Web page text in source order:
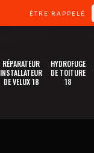
ÊTRE RAPPELÉ
RÉPARATEUR
INSTALLATEUR
DE VELUX 18
HYDROFUGE
DE TOITURE
18